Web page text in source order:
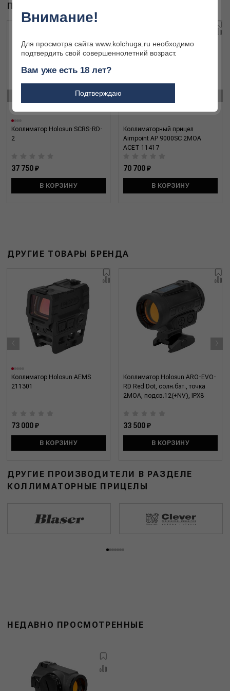
ПОХОЖИЕ ТОВАРЫ
Коллиматор Holosun SCRS-RD-
2
37 750 ₽
В КОРЗИНУ
Коллиматорный прицел
Aimpoint AP 9000SC 2MOA
ACET 11417
70 700 ₽
В КОРЗИНУ
ДРУГИЕ ТОВАРЫ БРЕНДА
Коллиматор Holosun AEMS
211301
73 000 ₽
В КОРЗИНУ
Коллиматор Holosun ARO-EVO-
RD Red Dot, солн.бат., точка
2МОА, подсв.12(+NV), IPX8
33 500 ₽
В КОРЗИНУ
‹ ›
ДРУГИЕ ПРОИЗВОДИТЕЛИ В РАЗДЕЛЕ
КОЛЛИМАТОРНЫЕ ПРИЦЕЛЫ
НЕДАВНО ПРОСМОТРЕННЫЕ
Внимание!
Для просмотра сайта www.kolchuga.ru необходимо
подтвердить свой совершеннолетний возраст.
Вам уже есть 18 лет?
Подтверждаю